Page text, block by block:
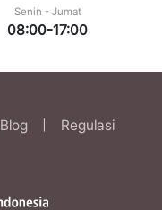
Senin - Jumat
08:00-17:00
Blog Regulasi